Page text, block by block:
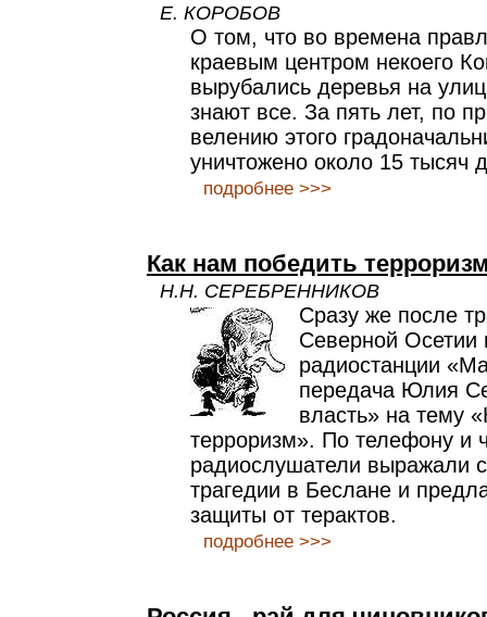
Е. КОРОБОВ
О том, что во времена
краевым центром некоего
вырубались деревья на
знают все. За пять лет, по
велению этого
уничтожено около 15 тысяч
подробнее >>>
Как нам победить
Н.Н. СЕРЕБРЕННИКОВ
Сразу же после
Северной Осетии
радиостанции
передача Юлия
власть» на тему
терроризм». По телефону и
радиослушатели выражали
трагедии в Беслане и
защиты от терактов.
подробнее >>>